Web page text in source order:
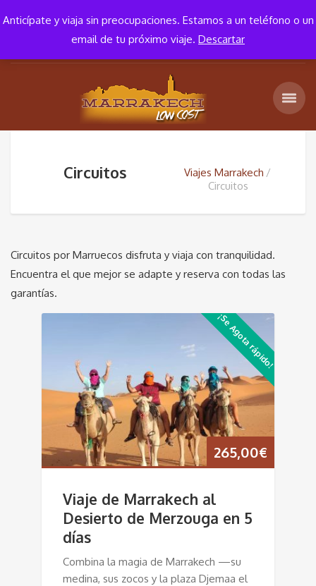
+34 652 652 881 10:00 – 18:00
Circuitos
Viajes Marrakech
Circuitos
Circuitos por Marruecos disfruta y viaja con tranquilidad.
Encuentra el que mejor se adapte y reserva con todas las
garantías.
¡Se Agota rápido!
265,00€
Viaje de Marrakech al
Desierto de Merzouga en 5
días
Combina la magia de Marrakech —su
medina, sus zocos y la plaza Djemaa el
Anticípate y viaja sin preocupaciones. Estamos a un teléfono o un
email de tu próximo viaje. Descartar